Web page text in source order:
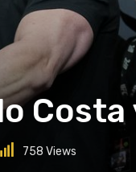
Costa
758 Views